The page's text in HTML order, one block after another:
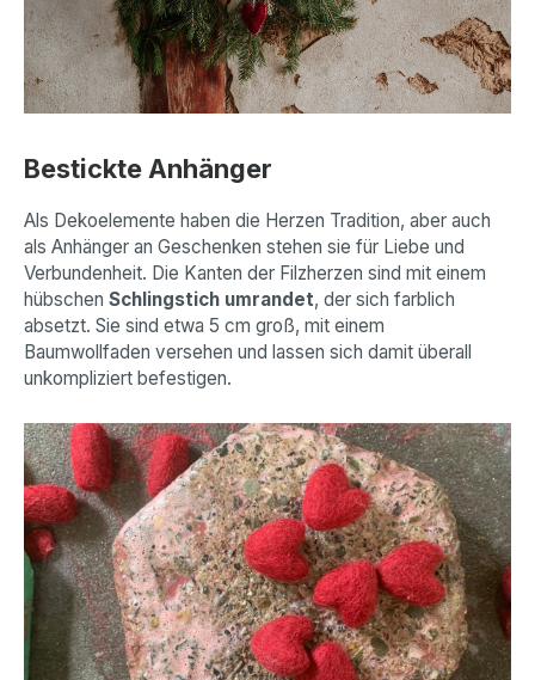
Bestickte Anhänger
Als Dekoelemente haben die Herzen Tradition, aber auch
als Anhänger an Geschenken stehen sie für Liebe und
Verbundenheit. Die Kanten der Filzherzen sind mit einem
hübschen Schlingstich umrandet, der sich farblich
absetzt. Sie sind etwa 5 cm groß, mit einem
Baumwollfaden versehen und lassen sich damit überall
unkompliziert befestigen.